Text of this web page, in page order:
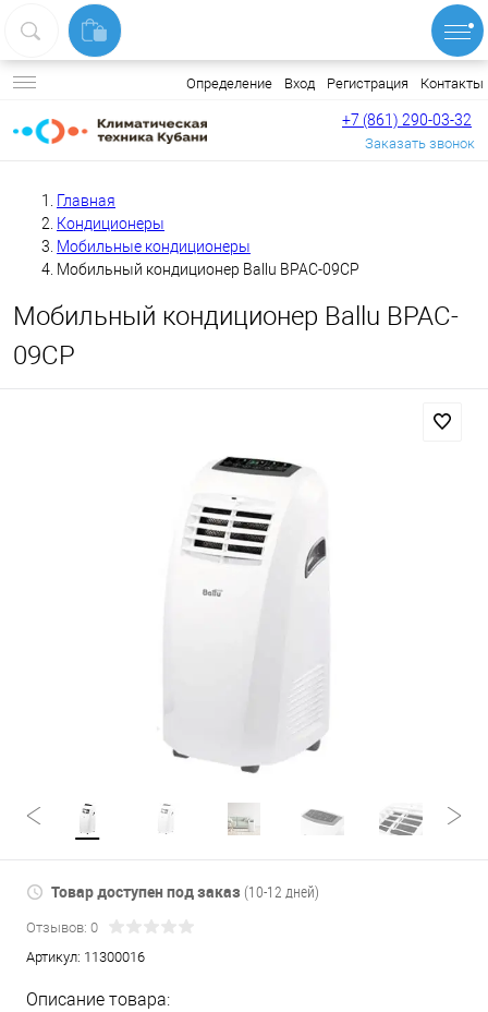
Определение Вход Регистрация Контакты
+7 (861) 290-03-32
Заказать звонок
Главная
Кондиционеры
Мобильные кондиционеры
Мобильный кондиционер Ballu BPAC-09CP
Мобильный кондиционер Ballu BPAC-
09CP
Товар доступен под заказ (10-12 дней)
Отзывов: 0
Артикул: 11300016
Описание товара: